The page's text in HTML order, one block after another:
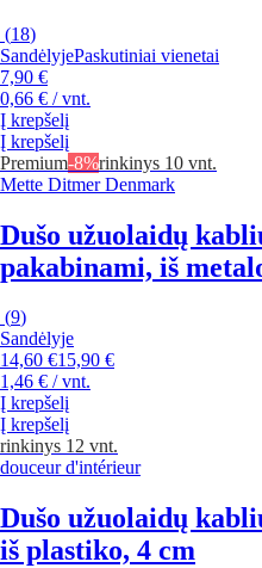
(18)
SandėlyjePaskutiniai vienetai
7,90 €
0,66 € / vnt.
Į krepšelį
Į krepšelį
Premium-8%rinkinys 10 vnt.
Mette Ditmer Denmark
Dušo užuolaidų
pakabinami, iš
(9)
Sandėlyje
14,60 €15,90 €
1,46 € / vnt.
Į krepšelį
Į krepšelį
rinkinys 12 vnt.
douceur d'intérieur
Dušo užuolaidų
iš plastiko, 4 cm